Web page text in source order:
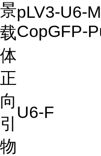
景
载
体
pLV3-U6-
CopGFP-
正
向
引
物
U6-F